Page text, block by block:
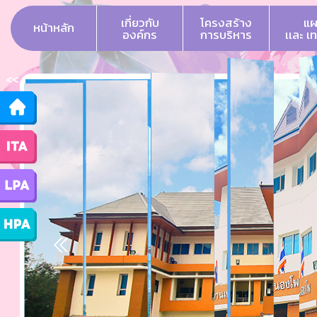
<<
หน้าหลัก เกี่ยวกับ
องค์กร
โครงสร้าง
การบริหาร
แ
เเละ